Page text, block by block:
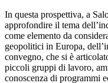
In questa prospettiva, a
approfondire il tema
come elemento da
geopolitici in Europa,
convegno, che si è
piccoli gruppi di lavoro,
conoscenza di programmi